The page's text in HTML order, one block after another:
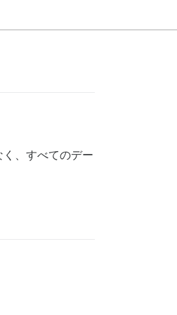
、すべてのデー